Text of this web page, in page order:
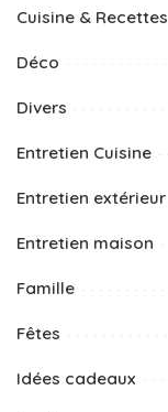
Cuisine & Recettes
Déco
Divers
Entretien Cuisine
Entretien extérieur
Entretien maison
Famille
Fêtes
Idées cadeaux